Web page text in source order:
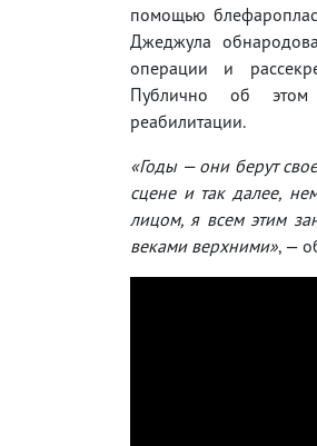
помощью
Джеджула
операции и
Публично об
реабилитации.
«Годы — они берут
сцене и так далее,
лицом, я всем этим
веками верхними», —